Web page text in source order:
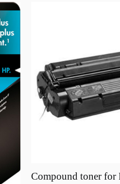
Compound toner for